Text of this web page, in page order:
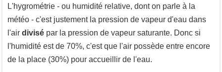
L'hygrométrie - ou humidité relative, dont on parle à la
météo - c'est justement la pression de vapeur d'eau dans
l'air divisé par la pression de vapeur saturante. Donc si
l'humidité est de 70%, c'est que l'air possède entre encore
de la place (30%) pour accueillir de l'eau.